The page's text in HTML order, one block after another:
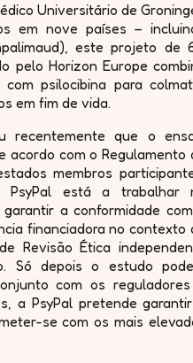
Universitário de
em nove países –
este projeto de
pelo Horizon Europe
psilocibina para
em fim de vida.
recentemente que o
acordo com o Regulamento
membros
PsyPal está a trabalhar
a conformidade
financiadora no contexto
Revisão Ética
Só depois o estudo
com os
a PsyPal pretende
se com os mais